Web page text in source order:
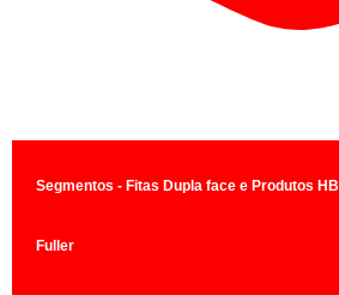
Segmentos - Fitas Dupla face e Produtos HB
Fuller